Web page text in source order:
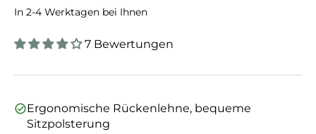
In 2-4 Werktagen bei Ihnen
7 Bewertungen
Ergonomische Rückenlehne, bequeme
Sitzpolsterung